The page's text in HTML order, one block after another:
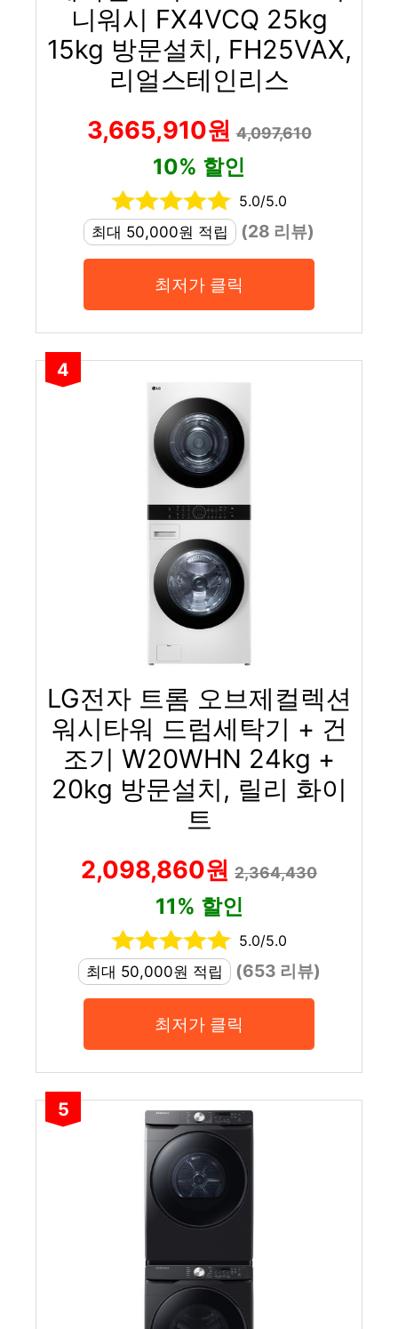
니워시 FX4VCQ 25kg
15kg 방문설치, FH25VAX,
리얼스테인리스
3,665,910원4,097,610
10% 할인
5.0/5.0
최대 50,000원 적립
(28 리뷰)
최저가 클릭
4
LG전자 트롬 오브제컬렉션
워시타워 드럼세탁기 + 건
조기 W20WHN 24kg +
20kg 방문설치, 릴리 화이
트
2,098,860원 2,364,430
11% 할인
5.0/5.0
최대 50,000원 적립
(653 리뷰)
최저가 클릭
5